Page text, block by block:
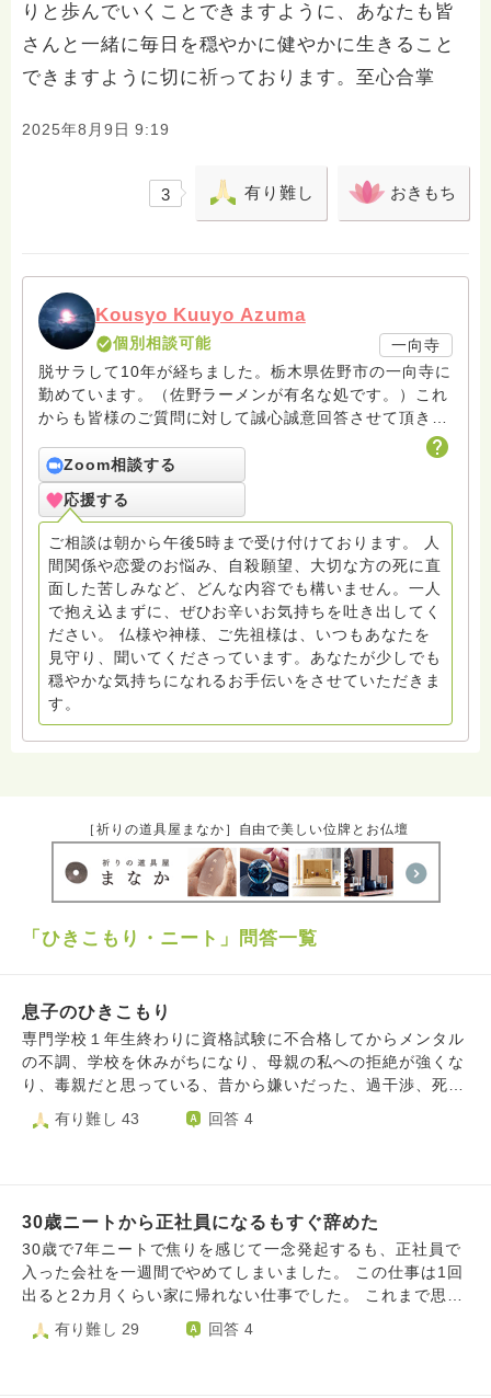
りと歩んでいくことできますように、あなたも皆
さんと一緒に毎日を穏やかに健やかに生きること
できますように切に祈っております。至心合掌
2025年8月9日 9:19
3 有り難し おきもち
Kousyo Kuuyo Azuma
個別相談可能
一向寺
脱サラして10年が経ちました。栃木県佐野市の一向寺に
勤めています。（佐野ラーメンが有名な処です。）これ
からも皆様のご質問に対して誠心誠意回答させて頂きた
いと存じます。まだまだ修行中の身ですので至らぬ点あ
ろうかとは存じますが共に精進して参りましょうね。お
寺にもお気軽に遊びに来てください。
Zoom相談する
応援する
ご相談は朝から午後5時まで受け付けております。 人
間関係や恋愛のお悩み、自殺願望、大切な方の死に直
面した苦しみなど、どんな内容でも構いません。一人
で抱え込まずに、ぜひお辛いお気持ちを吐き出してく
ださい。 仏様や神様、ご先祖様は、いつもあなたを
見守り、聞いてくださっています。あなたが少しでも
穏やかな気持ちになれるお手伝いをさせていただきま
す。
［祈りの道具屋まなか］自由で美しい位牌とお仏壇
「ひきこもり・ニート」問答一覧
息子のひきこもり
専門学校１年生終わりに資格試験に不合格してからメンタル
の不調、学校を休みがちになり、母親の私への拒絶が強くな
り、毒親だと思っている、昔から嫌いだった、過干渉、死ん
でほしかったと言われました 小さい時から勉強を頑張るよ
うに言い過ぎてきたこと、ヒステリックな自分の性格で叱っ
す 中学２年生の時も２ヶ月不登校になりましたが、３年生
からは学校にして、学校の送迎や塾の送迎をして、心療内科
やスクールカウンセリングにも行きました 高校にも入学
し、勉強に関しては一切言わなかったですが、自分から専門
り迎え、お弁当づくりなどできることは協力してきました
有り難し 43 回答 4
30歳ニートから正社員になるもすぐ辞めた
30歳で7年ニートで焦りを感じて一念発起するも、正社員で
入った会社を一週間でやめてしまいました。 この仕事は1回
出ると2カ月くらい家に帰れない仕事でした。 これまで思え
ば挫折してばかりの人生だったような気がします 高校卒業
→大学中退(半年)→工場正社員(1日)→フリーター→専門卒→
有り難し 29 回答 4